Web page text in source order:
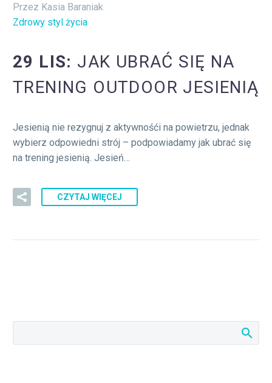
Przez Kasia Baraniak
Zdrowy styl życia
29 LIS: JAK UBRAĆ SIĘ NA
TRENING OUTDOOR JESIENIĄ
Jesienią nie rezygnuj z aktywnośći na powietrzu, jednak
wybierz odpowiedni strój – podpowiadamy jak ubrać się
na trening jesienią. Jesień…
CZYTAJ WIĘCEJ